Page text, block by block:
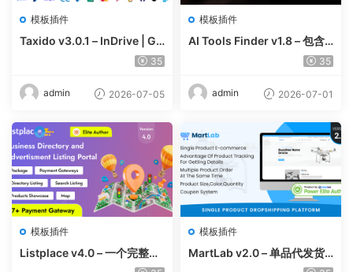
模板插件
Taxido v3.0.1 – InDrive | Gr
ab | Uber Clone | Taxi Book
ing | Parcel
35
admin 2026-07-05
模板插件
AI Tools Finder v1.8 – 包含
5000 多种工具、订阅、广告
录
35
admin 2026-07-01
模板插件
Listplace v4.0 – 一个完整的
模板插件
MartLab v2.0 – 单品代发货